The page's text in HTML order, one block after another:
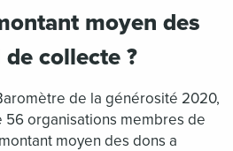
moyen des
collecte ?
de la générosité 2020,
56 organisations membres de
moyen des dons a